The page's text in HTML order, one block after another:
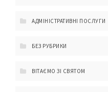
АДМІНІСТРАТИВНІ ПОСЛУГИ
БЕЗ РУБРИКИ
ВІТАЄМО ЗІ СВЯТОМ